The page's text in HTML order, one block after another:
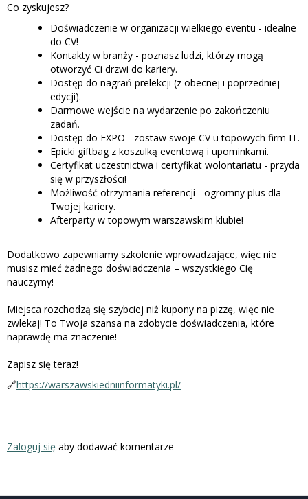
Co zyskujesz?
Doświadczenie w organizacji wielkiego eventu - idealne
do CV!
Kontakty w branży - poznasz ludzi, którzy mogą
otworzyć Ci drzwi do kariery.
Dostęp do nagrań prelekcji (z obecnej i poprzedniej
edycji).
Darmowe wejście na wydarzenie po zakończeniu
zadań.
Dostęp do EXPO - zostaw swoje CV u topowych firm IT.
Epicki giftbag z koszulką eventową i upominkami.
Certyfikat uczestnictwa i certyfikat wolontariatu - przyda
się w przyszłości!
Możliwość otrzymania referencji - ogromny plus dla
Twojej kariery.
Afterparty w topowym warszawskim klubie!
Dodatkowo zapewniamy szkolenie wprowadzające, więc nie
musisz mieć żadnego doświadczenia – wszystkiego Cię
nauczymy!
Miejsca rozchodzą się szybciej niż kupony na pizzę, więc nie
zwlekaj! To Twoja szansa na zdobycie doświadczenia, które
naprawdę ma znaczenie!
Zapisz się teraz!
🔗https://warszawskiedniinformatyki.pl/
Zaloguj się aby dodawać komentarze